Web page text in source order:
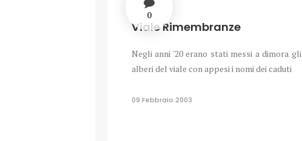
0
Viale Rimembranze
Negli anni '20 erano stati messi a dimora gli
alberi del viale con appesi i nomi dei caduti
09 Febbraio 2003